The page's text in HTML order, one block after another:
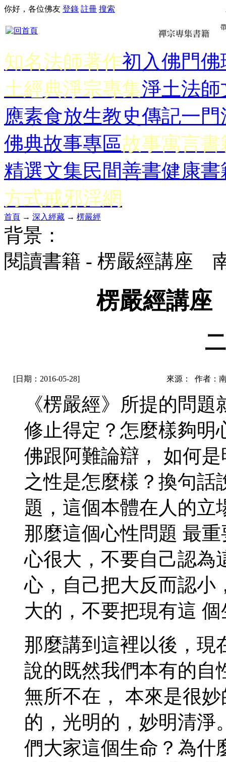
你好，各位佛友 登錄 註冊 搜索
知名法師著作初入佛門佛
土經典淨宗專集淨土法師
應素食放生教史傳記一門
佛典故事專區故事寓言書
精選文集民間善書健康書
方式戒邪淫網
首頁 → 深入經藏 → 楞嚴經
背景：
閱讀書籍 - 楞嚴經講座
楞嚴經講
[日期：2016-05-28] 來源： 作者：
《楞嚴經》所提的問
修止得定？怎麼樣夠明
佛跟阿難論辯， 如何
之性是怎麼樣？換句話
題，這個本體在人的立
那麼這個心性問題 最
心很大，不要自己認為
心，自己把大反而認小
大的，不要把現有這
那麼講到這裡以後，現
說的既然我們本有的自
無所不在， 本來是很
的，光明的，妙明清淨
們大家這個生命？為什